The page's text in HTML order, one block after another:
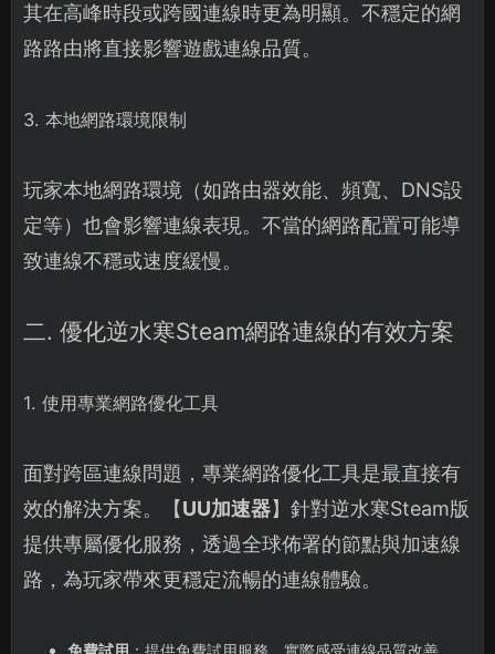
其在高峰時段或跨國連線時更為明顯。不穩定的網
路路由將直接影響遊戲連線品質。
3. 本地網路環境限制
玩家本地網路環境（如路由器效能、頻寬、DNS設
定等）也會影響連線表現。不當的網路配置可能導
致連線不穩或速度緩慢。
二. 優化逆水寒Steam網路連線的有效方案
1. 使用專業網路優化工具
面對跨區連線問題，專業網路優化工具是最直接有
效的解決方案。【UU加速器】針對逆水寒Steam版
提供專屬優化服務，透過全球佈署的節點與加速線
路，為玩家帶來更穩定流暢的連線體驗。